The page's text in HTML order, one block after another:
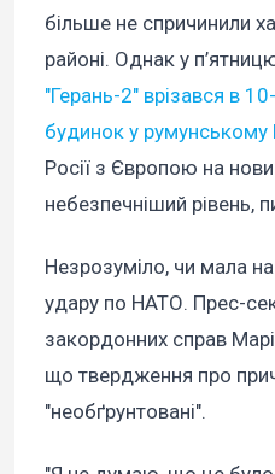
більше не спричинили
районі. Однак у
"Герань-2" врізався в
будинок у румунському
Росії з Європою на
небезпечніший рівень,
Незрозуміло, чи мала
удару по НАТО. Прес-
закордонних справ
що твердження про
"необґрунтовані".